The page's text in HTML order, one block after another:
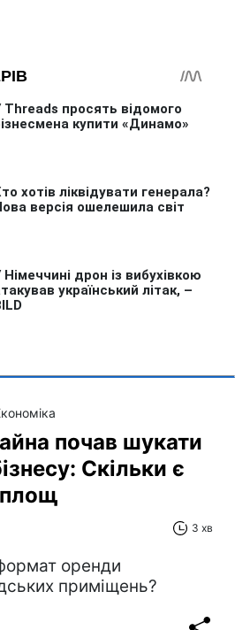
почав шукати
Скільки є
площ
3 хв
оренди
приміщень?